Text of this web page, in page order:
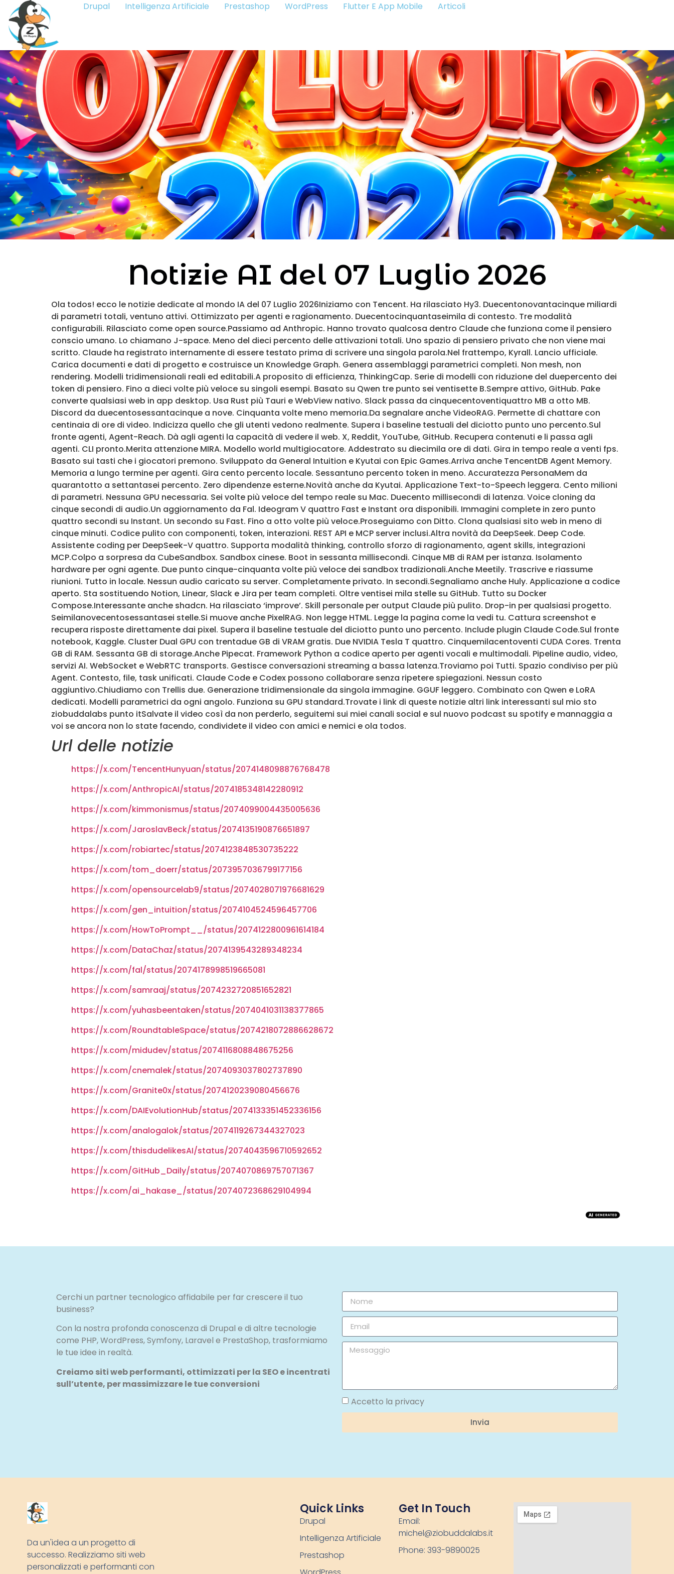
Drupal Intelligenza Artificiale Prestashop WordPress Flutter E App Mobile Articoli
Notizie AI del 07 Luglio 2026
Ola todos! ecco le notizie dedicate al mondo IA del 07 Luglio 2026Iniziamo con Tencent. Ha rilasciato Hy3. Duecentonovantacinque miliardi
di parametri totali, ventuno attivi. Ottimizzato per agenti e ragionamento. Duecentocinquantaseimila di contesto. Tre modalità
configurabili. Rilasciato come open source.Passiamo ad Anthropic. Hanno trovato qualcosa dentro Claude che funziona come il pensiero
conscio umano. Lo chiamano J-space. Meno del dieci percento delle attivazioni totali. Uno spazio di pensiero privato che non viene mai
scritto. Claude ha registrato internamente di essere testato prima di scrivere una singola parola.Nel frattempo, Kyrall. Lancio ufficiale.
Carica documenti e dati di progetto e costruisce un Knowledge Graph. Genera assemblaggi parametrici completi. Non mesh, non
rendering. Modelli tridimensionali reali ed editabili.A proposito di efficienza, ThinkingCap. Serie di modelli con riduzione del duepercento dei
token di pensiero. Fino a dieci volte più veloce su singoli esempi. Basato su Qwen tre punto sei ventisette B.Sempre attivo, GitHub. Pake
converte qualsiasi web in app desktop. Usa Rust più Tauri e WebView nativo. Slack passa da cinquecentoventiquattro MB a otto MB.
Discord da duecentosessantacinque a nove. Cinquanta volte meno memoria.Da segnalare anche VideoRAG. Permette di chattare con
centinaia di ore di video. Indicizza quello che gli utenti vedono realmente. Supera i baseline testuali del diciotto punto uno percento.Sul
fronte agenti, Agent-Reach. Dà agli agenti la capacità di vedere il web. X, Reddit, YouTube, GitHub. Recupera contenuti e li passa agli
agenti. CLI pronto.Merita attenzione MIRA. Modello world multigiocatore. Addestrato su diecimila ore di dati. Gira in tempo reale a venti fps.
Basato sui tasti che i giocatori premono. Sviluppato da General Intuition e Kyutai con Epic Games.Arriva anche TencentDB Agent Memory.
Memoria a lungo termine per agenti. Gira cento percento locale. Sessantuno percento token in meno. Accuratezza PersonaMem da
quarantotto a settantasei percento. Zero dipendenze esterne.Novità anche da Kyutai. Applicazione Text-to-Speech leggera. Cento milioni
di parametri. Nessuna GPU necessaria. Sei volte più veloce del tempo reale su Mac. Duecento millisecondi di latenza. Voice cloning da
cinque secondi di audio.Un aggiornamento da Fal. Ideogram V quattro Fast e Instant ora disponibili. Immagini complete in zero punto
quattro secondi su Instant. Un secondo su Fast. Fino a otto volte più veloce.Proseguiamo con Ditto. Clona qualsiasi sito web in meno di
cinque minuti. Codice pulito con componenti, token, interazioni. REST API e MCP server inclusi.Altra novità da DeepSeek. Deep Code.
Assistente coding per DeepSeek-V quattro. Supporta modalità thinking, controllo sforzo di ragionamento, agent skills, integrazioni
MCP.Colpo a sorpresa da CubeSandbox. Sandbox cinese. Boot in sessanta millisecondi. Cinque MB di RAM per istanza. Isolamento
hardware per ogni agente. Due punto cinque-cinquanta volte più veloce dei sandbox tradizionali.Anche Meetily. Trascrive e riassume
riunioni. Tutto in locale. Nessun audio caricato su server. Completamente privato. In secondi.Segnaliamo anche Huly. Applicazione a codice
aperto. Sta sostituendo Notion, Linear, Slack e Jira per team completi. Oltre ventisei mila stelle su GitHub. Tutto su Docker
Compose.Interessante anche shadcn. Ha rilasciato ‘improve’. Skill personale per output Claude più pulito. Drop-in per qualsiasi progetto.
Seimilanovecentosessantasei stelle.Si muove anche PixelRAG. Non legge HTML. Legge la pagina come la vedi tu. Cattura screenshot e
recupera risposte direttamente dai pixel. Supera il baseline testuale del diciotto punto uno percento. Include plugin Claude Code.Sul fronte
notebook, Kaggle. Cluster Dual GPU con trentadue GB di VRAM gratis. Due NVIDIA Tesla T quattro. Cinquemilacentoventi CUDA Cores. Trenta
GB di RAM. Sessanta GB di storage.Anche Pipecat. Framework Python a codice aperto per agenti vocali e multimodali. Pipeline audio, video,
servizi AI. WebSocket e WebRTC transports. Gestisce conversazioni streaming a bassa latenza.Troviamo poi Tutti. Spazio condiviso per più
Agent. Contesto, file, task unificati. Claude Code e Codex possono collaborare senza ripetere spiegazioni. Nessun costo
aggiuntivo.Chiudiamo con Trellis due. Generazione tridimensionale da singola immagine. GGUF leggero. Combinato con Qwen e LoRA
dedicati. Modelli parametrici da ogni angolo. Funziona su GPU standard.Trovate i link di queste notizie altri link interessanti sul mio sto
ziobuddalabs punto itSalvate il video così da non perderlo, seguitemi sui miei canali social e sul nuovo podcast su spotify e mannaggia a
voi se ancora non lo state facendo, condividete il video con amici e nemici e ola todos.
Url delle notizie
https://x.com/TencentHunyuan/status/2074148098876768478
https://x.com/AnthropicAI/status/2074185348142280912
https://x.com/kimmonismus/status/2074099004435005636
https://x.com/JaroslavBeck/status/2074135190876651897
https://x.com/robiartec/status/2074123848530735222
https://x.com/tom_doerr/status/2073957036799177156
https://x.com/opensourcelab9/status/2074028071976681629
https://x.com/gen_intuition/status/2074104524596457706
https://x.com/HowToPrompt__/status/2074122800961614184
https://x.com/DataChaz/status/2074139543289348234
https://x.com/fal/status/2074178998519665081
https://x.com/samraaj/status/2074232720851652821
https://x.com/yuhasbeentaken/status/2074041031138377865
https://x.com/RoundtableSpace/status/2074218072886628672
https://x.com/midudev/status/2074116808848675256
https://x.com/cnemalek/status/2074093037802737890
https://x.com/Granite0x/status/2074120239080456676
https://x.com/DAIEvolutionHub/status/2074133351452336156
https://x.com/analogalok/status/2074119267344327023
https://x.com/thisdudelikesAI/status/2074043596710592652
https://x.com/GitHub_Daily/status/2074070869757071367
https://x.com/ai_hakase_/status/2074072368629104994
Cerchi un partner tecnologico affidabile per far crescere il tuo
business?
Con la nostra profonda conoscenza di Drupal e di altre tecnologie
come PHP, WordPress, Symfony, Laravel e PrestaShop, trasformiamo
le tue idee in realtà.
Creiamo siti web performanti, ottimizzati per la SEO e incentrati
sull’utente, per massimizzare le tue conversioni
Accetto la privacy
Invia
Da un'idea a un progetto di
successo. Realizziamo siti web
personalizzati e performanti con
Quick Links
Drupal
Intelligenza Artificiale
Prestashop
Get In Touch
Email:
michel@ziobuddalabs.it
Phone: 393-9890025